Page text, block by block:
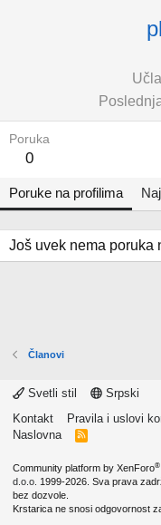
Poruka
0
Poruke na profilima
Još uvek nema poruka
Članovi
Svetli stil
Srpski
Kontakt
Pravila i uslovi
Naslovna
R
Community platform by XenForo®
d.o.o. 1999-2026. Sva prava
bez dozvole.
Krstarica ne snosi odgovornost